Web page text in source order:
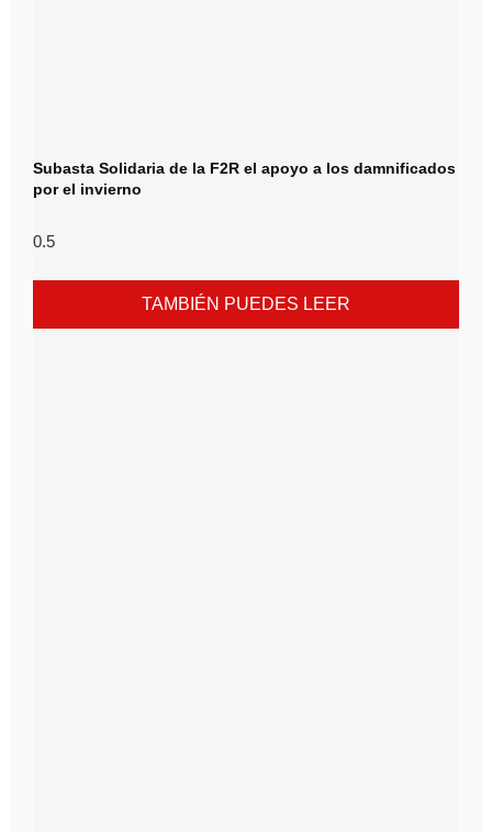
Subasta Solidaria de la F2R el apoyo a los damnificados
por el invierno
TAMBIÉN PUEDES LEER